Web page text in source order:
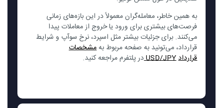
به همین خاطر، معامله‌گران معمولاً در این بازه‌های زمانی
فرصت‌های بیشتری برای ورود یا خروج از معاملات پیدا
می‌کنند. برای جزئیات بیشتر مثل اسپرد، نرخ سوآپ و شرایط
قرارداد، می‌تونید به صفحه مربوط بهمشخصات
قراردادUSD/JPYدر پلتفرم مراجعه کنید.